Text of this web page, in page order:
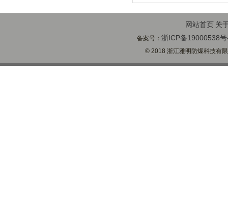
网站首页 关
备案号：浙ICP备19000538
© 2018 浙江雅明防爆科技有